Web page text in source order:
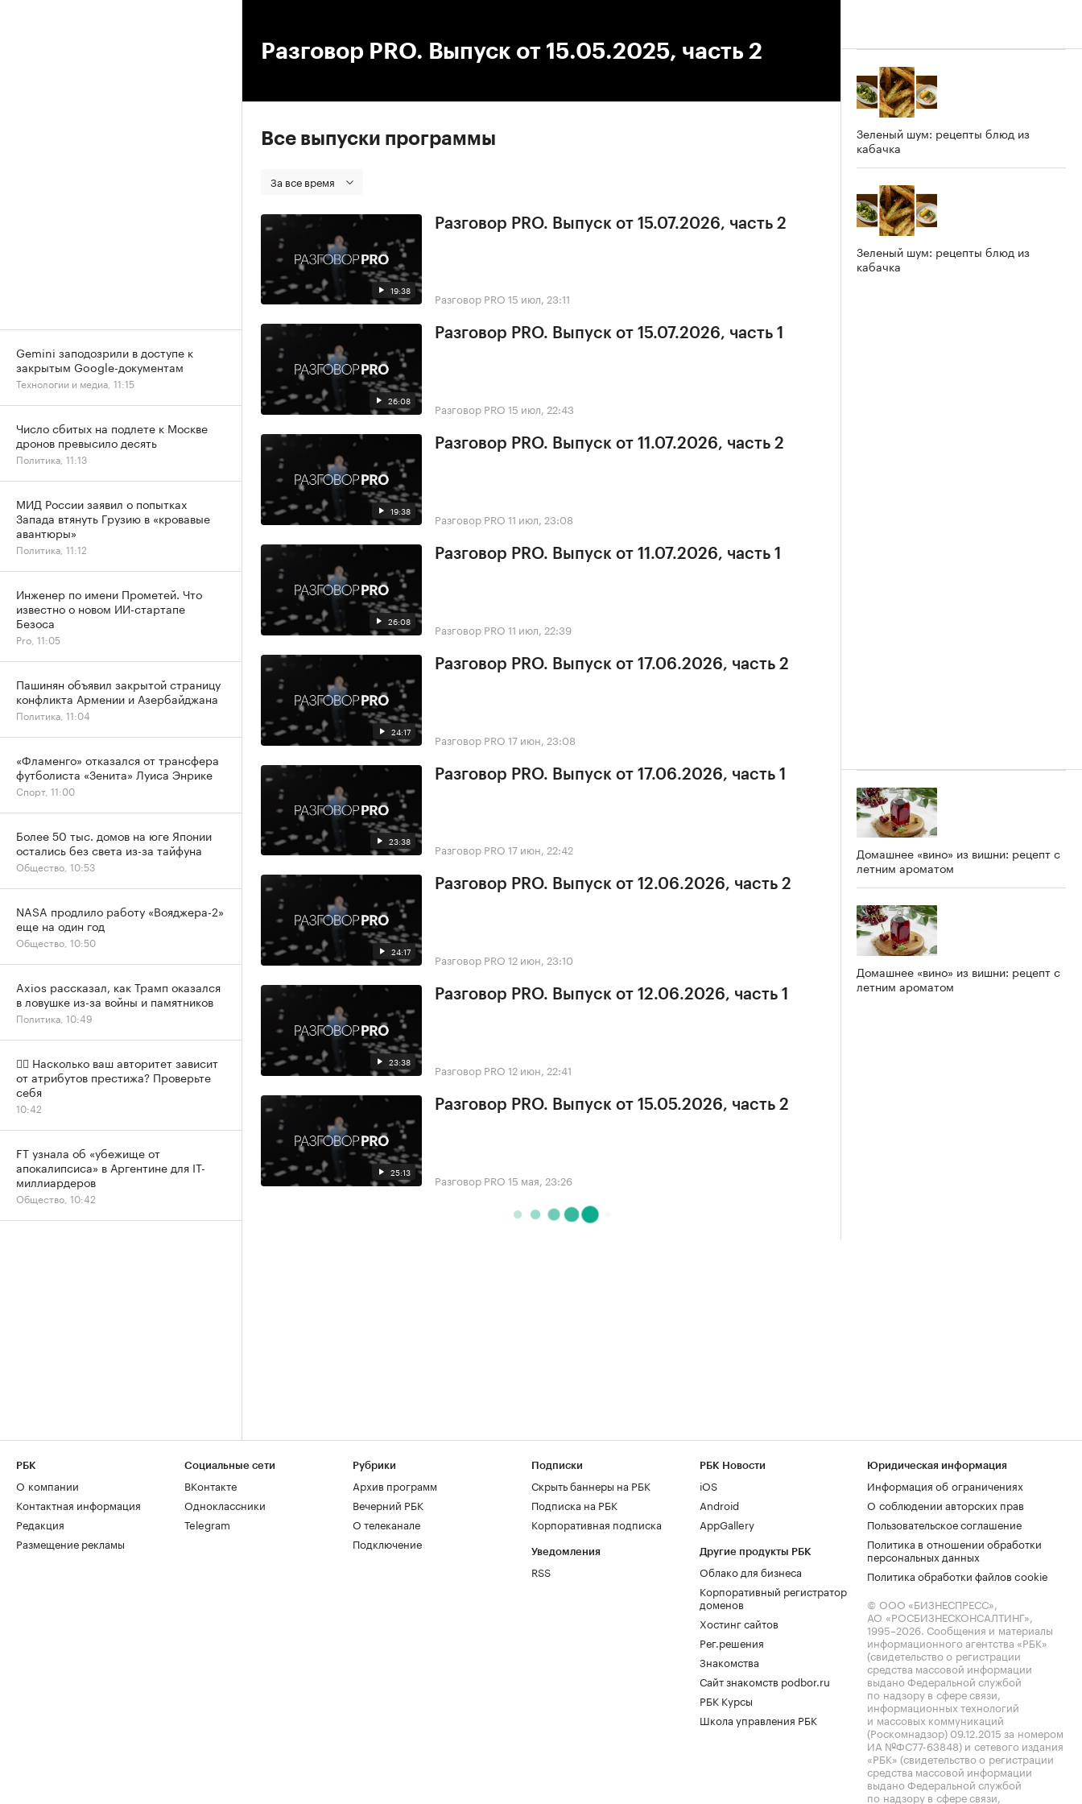
Разговор PRO. Выпуск от 15.05.2025, часть 2
Все выпуски программы
За все время
19:38
Разговор PRO. Выпуск от 15.07.2026, часть 2
Разговор PRO 15 июл, 23:11
26:08
Разговор PRO. Выпуск от 15.07.2026, часть 1
Разговор PRO 15 июл, 22:43
19:38
Разговор PRO. Выпуск от 11.07.2026, часть 2
Разговор PRO 11 июл, 23:08
26:08
Разговор PRO. Выпуск от 11.07.2026, часть 1
Разговор PRO 11 июл, 22:39
24:17
Разговор PRO. Выпуск от 17.06.2026, часть 2
Разговор PRO 17 июн, 23:08
23:38
Разговор PRO. Выпуск от 17.06.2026, часть 1
Разговор PRO 17 июн, 22:42
24:17
Разговор PRO. Выпуск от 12.06.2026, часть 2
Разговор PRO 12 июн, 23:10
23:38
Разговор PRO. Выпуск от 12.06.2026, часть 1
Разговор PRO 12 июн, 22:41
25:13
Разговор PRO. Выпуск от 15.05.2026, часть 2
Разговор PRO 15 мая, 23:26
Зеленый шум: рецепты блюд из
кабачка
Зеленый шум: рецепты блюд из
кабачка
Домашнее «вино» из вишни: рецепт с
летним ароматом
Домашнее «вино» из вишни: рецепт с
летним ароматом
Gemini заподозрили в доступе к
закрытым Google-документам
Технологии и медиа, 11:15
Число сбитых на подлете к Москве
дронов превысило десять
Политика, 11:13
МИД России заявил о попытках
Запада втянуть Грузию в «кровавые
авантюры»
Политика, 11:12
Инженер по имени Прометей. Что
известно о новом ИИ-стартапе
Безоса
Pro, 11:05
Пашинян объявил закрытой страницу
конфликта Армении и Азербайджана
Политика, 11:04
«Фламенго» отказался от трансфера
футболиста «Зенита» Луиса Энрике
Спорт, 11:00
Более 50 тыс. домов на юге Японии
остались без света из-за тайфуна
Общество, 10:53
NASA продлило работу «Вояджера-2»
еще на один год
Общество, 10:50
Axios рассказал, как Трамп оказался
в ловушке из-за войны и памятников
Политика, 10:49
✍🏻 Насколько ваш авторитет зависит
от атрибутов престижа? Проверьте
себя
10:42
FT узнала об «убежище от
апокалипсиса» в Аргентине для IT-
миллиардеров
Общество, 10:42
РБК
О компании
Контактная информация
Редакция
Размещение рекламы
Социальные сети
ВКонтакте
Одноклассники
Telegram
Рубрики
Архив программ
Вечерний РБК
О телеканале
Подключение
Подписки
Скрыть баннеры на РБК
Подписка на РБК
Корпоративная подписка
Уведомления
RSS
РБК Новости
iOS
Android
AppGallery
Другие продукты РБК
Облако для бизнеса
Корпоративный регистратор
доменов
Хостинг сайтов
Рег.решения
Знакомства
Сайт знакомств podbor.ru
РБК Курсы
Школа управления РБК
Юридическая информация
Информация об ограничениях
О соблюдении авторских прав
Пользовательское соглашение
Политика в отношении обработки
персональных данных
Политика обработки файлов cookie
© ООО «БИЗНЕСПРЕСС»,
АО «РОСБИЗНЕСКОНСАЛТИНГ»,
1995–2026. Сообщения и материалы
информационного агентства «РБК»
(свидетельство о регистрации
средства массовой информации
выдано Федеральной службой
по надзору в сфере связи,
информационных технологий
и массовых коммуникаций
(Роскомнадзор) 09.12.2015 за номером
ИА №ФС77-63848) и сетевого издания
«РБК» (свидетельство о регистрации
средства массовой информации
выдано Федеральной службой
по надзору в сфере связи,